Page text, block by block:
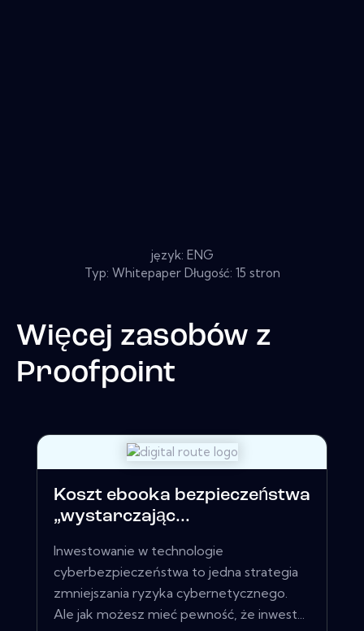
język: ENG
Typ: Whitepaper Długość: 15 stron
Więcej zasobów z
Proofpoint
Koszt ebooka bezpieczeństwa
„wystarczając...
Inwestowanie w technologie
cyberbezpieczeństwa to jedna strategia
zmniejszania ryzyka cybernetycznego.
Ale jak możesz mieć pewność, że inwest...